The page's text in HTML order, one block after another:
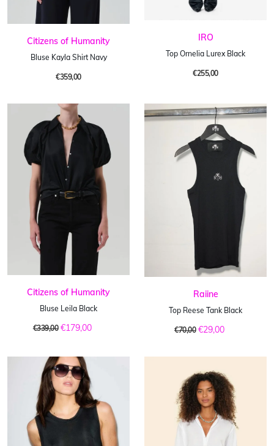
Citizens of Humanity
Bluse Kayla Shirt Navy
€359,00
IRO
Top Ornelia Lurex Black
€255,00
Citizens of Humanity
Bluse Leila Black
€339,00 €179,00
Raiine
Top Reese Tank Black
€70,00 €29,00